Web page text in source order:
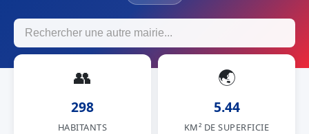
👥
298
HABITANTS
🌏
5.44
KM² DE SUPERFICIE